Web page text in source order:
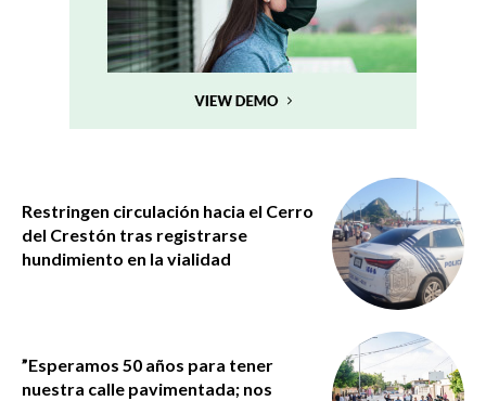
Restringen circulación hacia el Cerro
del Crestón tras registrarse
hundimiento en la vialidad
”Esperamos 50 años para tener
nuestra calle pavimentada; nos